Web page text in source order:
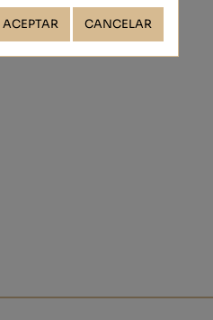
ACEPTAR CANCELAR